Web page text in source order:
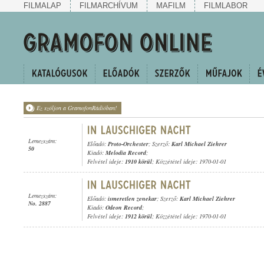
FILMALAP FILMARCHÍVUM MAFILM FILMLABOR
Ez szóljon a GramofonRádióban!
Lemezszám:
50
Előadó: Proto-Orchester; Szerző: Karl Michael Ziehrer
Kiadó: Melodia Record;
Felvétel ideje: 1910 körül; Közzététel ideje: 1970-01-01
Lemezszám:
No. 2887
Előadó: ismeretlen zenekar; Szerző: Karl Michael Ziehrer
Kiadó: Odeon Record;
Felvétel ideje: 1912 körül; Közzététel ideje: 1970-01-01